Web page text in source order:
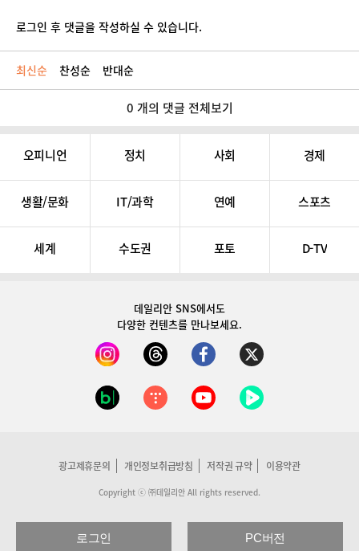
로그인 후 댓글을 작성하실 수 있습니다.
최신순 찬성순 반대순
0 개의 댓글 전체보기
오피니언 정치 사회 경제
생활/문화 IT/과학 연예 스포츠
세계 수도권 포토 D-TV
데일리안 SNS에서도
다양한 컨텐츠를 만나보세요.
광고제휴문의 개인정보취급방침 저작권 규약 이용약관
Copyright ⓒ ㈜데일리안 All rights reserved.
로그인 PC버전